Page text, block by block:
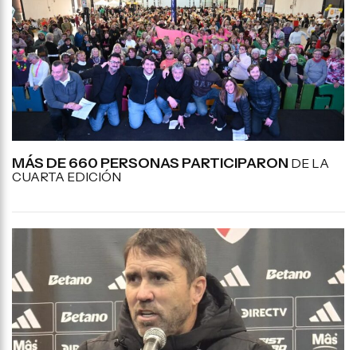
MÁS DE 660 PERSONAS PARTICIPARON DE LA
CUARTA EDICIÓN